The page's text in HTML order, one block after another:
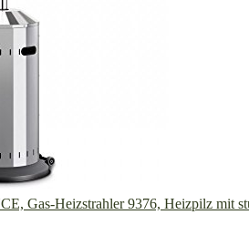
Gas-Heizstrahler 9376, Heizpilz mit